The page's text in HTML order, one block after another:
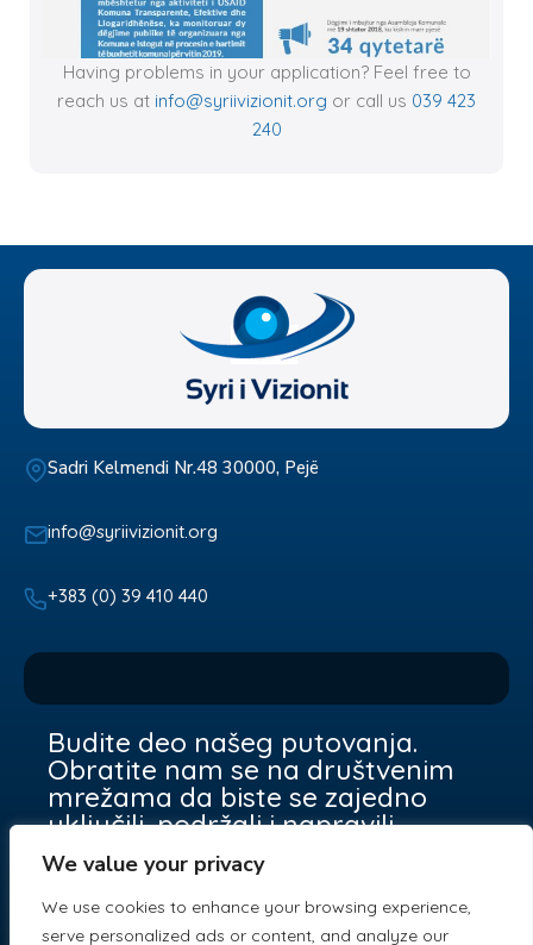
We value your privacy
We use cookies to enhance your browsing experience,
serve personalized ads or content, and analyze our
Having problems in your application? Feel free to
reach us at info@syriivizionit.org or call us 039 423
240
Sadri Kelmendi Nr.48 30000, Pejë
info@syriivizionit.org
+383 (0) 39 410 440
Budite deo našeg putovanja.
Obratite nam se na društvenim
mrežama da biste se zajedno
uključili, podržali i napravili
razliku.